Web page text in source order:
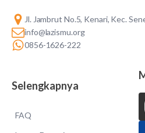
Jl. Jambrut No.5, Kenari, Kec.
info@lazismu.org
0856-1626-222
Selengkapnya
FAQ